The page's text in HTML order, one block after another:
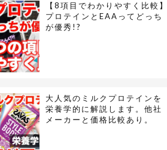
【8項目でわかりやすく比較】
プロテインとEAAってどっち
が優秀!?
大人気のミルクプロテインを
栄養学的に解説します。他社
メーカーと価格比較あり。